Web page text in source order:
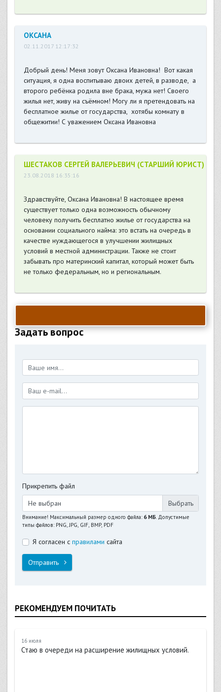
ОКСАНА
02.11.2017 12:17:32
Добрый день! Меня зовут Оксана Ивановна! Вот какая
ситуация, я одна воспитываю двоих детей, в разводе, а
второго ребёнка родила вне брака, мужа нет! Своего
жилья нет, живу на съёмном! Могу ли я претендовать на
бесплатное жилье от государства, хотябы комнату в
общежитии! С уважением Оксана Ивановна
ШЕСТАКОВ СЕРГЕЙ ВАЛЕРЬЕВИЧ (СТАРШИЙ ЮРИСТ)
23.08.2018 16:35:16
Здравствуйте, Оксана Ивановна! В настоящее время
существует только одна возможность обычному
человеку получить бесплатно жилье от государства на
основании социального найма: это встать на очередь в
качестве нуждающегося в улучшении жилищных
условий в местной администрации. Также не стоит
забывать про материнский капитал, который может быть
не только федеральным, но и региональным.
Задать вопрос
Прикрепить файл
Не выбран
Внимание! Максимальный размер одного файла: 6 МБ. Допустимые
типы файлов: PNG, JPG, GIF, BMP, PDF
Я согласен с правилами сайта
Отправить
РЕКОМЕНДУЕМ ПОЧИТАТЬ
16 июля
Стаю в очереди на расширение жилищных условий.